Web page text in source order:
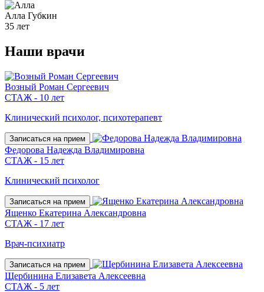
Алла Губкин
35 лет
Наши врачи
Возный Роман Сергеевич
СТАЖ - 10 лет
Клинический психолог, психотерапевт
Записаться на прием
Федорова Надежда Владимировна
СТАЖ - 15 лет
Клинический психолог
Записаться на прием
Ященко Екатерина Александровна
СТАЖ - 17 лет
Врач-психиатр
Записаться на прием
Щербинина Елизавета Алексеевна
СТАЖ - 5 лет